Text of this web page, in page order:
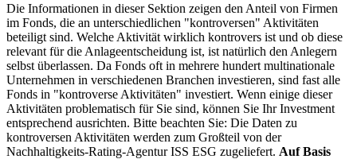
Die Informationen in dieser Sektion zeigen den Anteil von Firmen
im Fonds, die an unterschiedlichen "kontroversen" Aktivitäten
beteiligt sind. Welche Aktivität wirklich kontrovers ist und ob diese
relevant für die Anlageentscheidung ist, ist natürlich den Anlegern
selbst überlassen. Da Fonds oft in mehrere hundert multinationale
Unternehmen in verschiedenen Branchen investieren, sind fast alle
Fonds in "kontroverse Aktivitäten" investiert. Wenn einige dieser
Aktivitäten problematisch für Sie sind, können Sie Ihr Investment
entsprechend ausrichten. Bitte beachten Sie: Die Daten zu
kontroversen Aktivitäten werden zum Großteil von der
Nachhaltigkeits-Rating-Agentur ISS ESG zugeliefert. Auf Basis